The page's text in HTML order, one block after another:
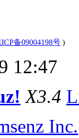
备09004198号 )
12:47
X3.4
Inc.